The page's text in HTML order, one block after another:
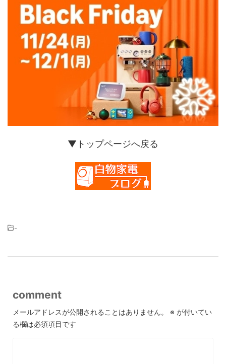
▼トップページへ戻る
-
comment
メールアドレスが公開されることはありません。 ※ が付いてい
る欄は必須項目です